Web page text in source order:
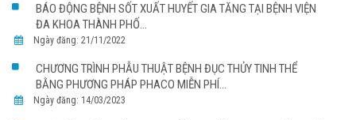
BÁO ĐỘNG BỆNH SỐT XUẤT HUYẾT GIA TĂNG TẠI BỆNH VIỆN
ĐA KHOA THÀNH PHỐ...
Ngày đăng: 21/11/2022
CHƯƠNG TRÌNH PHẪU THUẬT BỆNH ĐỤC THỦY TINH THỂ
BẰNG PHƯƠNG PHÁP PHACO MIỄN PHÍ...
Ngày đăng: 14/03/2023